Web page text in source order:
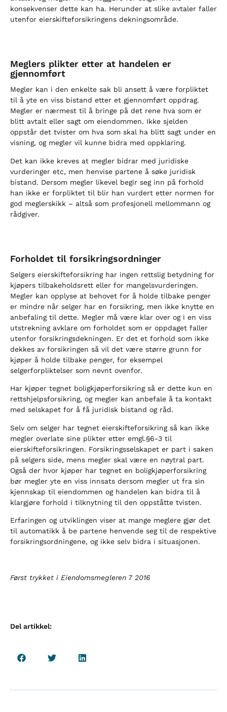
konsekvenser dette kan ha. Herunder at slike avtaler faller
utenfor eierskifteforsikringens dekningsområde.
Meglers plikter etter at handelen er
gjennomført
Megler kan i den enkelte sak bli ansett å være forpliktet
til å yte en viss bistand etter et gjennomført oppdrag.
Megler er nærmest til å bringe på det rene hva som er
blitt avtalt eller sagt om eiendommen. Ikke sjelden
oppstår det tvister om hva som skal ha blitt sagt under en
visning, og megler vil kunne bidra med oppklaring.
Det kan ikke kreves at megler bidrar med juridiske
vurderinger etc, men henvise partene å søke juridisk
bistand. Dersom megler likevel begir seg inn på forhold
han ikke er forpliktet til blir han vurdert etter normen for
god meglerskikk – altså som profesjonell mellommann og
rådgiver.
Forholdet til forsikringsordninger
Selgers eierskifteforsikring har ingen rettslig betydning for
kjøpers tilbakeholdsrett eller for mangelsvurderingen.
Megler kan opplyse at behovet for å holde tilbake penger
er mindre når selger har en forsikring, men ikke knytte en
anbefaling til dette. Megler må være klar over og i en viss
utstrekning avklare om forholdet som er oppdaget faller
utenfor forsikringsdekningen. Er det et forhold som ikke
dekkes av forsikringen så vil det være større grunn for
kjøper å holde tilbake penger, for eksempel
selgerforpliktelser som nevnt ovenfor.
Har kjøper tegnet boligkjøperforsikring så er dette kun en
rettshjelpsforsikring, og megler kan anbefale å ta kontakt
med selskapet for å få juridisk bistand og råd.
Selv om selger har tegnet eierskifteforsikring så kan ikke
megler overlate sine plikter etter emgl.§6-3 til
eierskifteforsikringen. Forsikringsselskapet er part i saken
på selgers side, mens megler skal være en nøytral part.
Også der hvor kjøper har tegnet en boligkjøperforsikring
bør megler yte en viss innsats dersom megler ut fra sin
kjennskap til eiendommen og handelen kan bidra til å
klargjøre forhold i tilknytning til den oppståtte tvisten.
Erfaringen og utviklingen viser at mange meglere gjør det
til automatikk å be partene henvende seg til de respektive
forsikringsordningene, og ikke selv bidra i situasjonen.
Først trykket i Eiendomsmegleren 7 2016
Del artikkel: